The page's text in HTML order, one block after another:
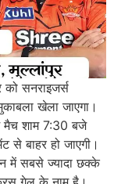
सनराइजर्स
खेला जाएगा।
मैच शाम 7:30 बजे
से बाहर हो जाएगी।
में सबसे ज्यादा छक्के